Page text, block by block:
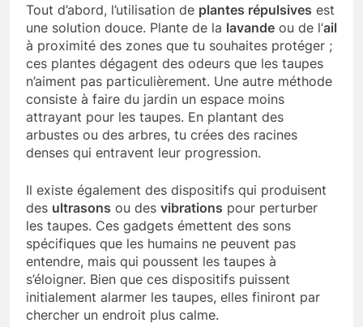
Tout d’abord, l’utilisation de plantes répulsives est
une solution douce. Plante de la lavande ou de l’ail
à proximité des zones que tu souhaites protéger ;
ces plantes dégagent des odeurs que les taupes
n’aiment pas particulièrement. Une autre méthode
consiste à faire du jardin un espace moins
attrayant pour les taupes. En plantant des
arbustes ou des arbres, tu crées des racines
denses qui entravent leur progression.
Il existe également des dispositifs qui produisent
des ultrasons ou des vibrations pour perturber
les taupes. Ces gadgets émettent des sons
spécifiques que les humains ne peuvent pas
entendre, mais qui poussent les taupes à
s’éloigner. Bien que ces dispositifs puissent
initialement alarmer les taupes, elles finiront par
chercher un endroit plus calme.